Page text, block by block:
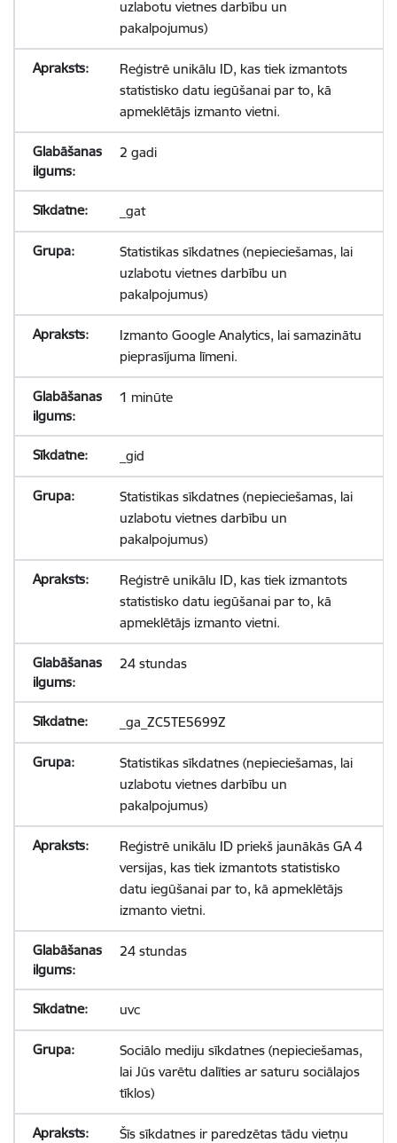
uzlabotu vietnes darbību un
pakalpojumus)
Reģistrē unikālu ID, kas tiek izmantots
statistisko datu iegūšanai par to, kā
apmeklētājs izmanto vietni.
2 gadi
_gat
Statistikas sīkdatnes (nepieciešamas, lai
uzlabotu vietnes darbību un
pakalpojumus)
Izmanto Google Analytics, lai samazinātu
pieprasījuma līmeni.
1 minūte
_gid
Statistikas sīkdatnes (nepieciešamas, lai
uzlabotu vietnes darbību un
pakalpojumus)
Reģistrē unikālu ID, kas tiek izmantots
statistisko datu iegūšanai par to, kā
apmeklētājs izmanto vietni.
24 stundas
_ga_ZC5TE5699Z
Statistikas sīkdatnes (nepieciešamas, lai
uzlabotu vietnes darbību un
pakalpojumus)
Reģistrē unikālu ID priekš jaunākās GA 4
versijas, kas tiek izmantots statistisko
datu iegūšanai par to, kā apmeklētājs
izmanto vietni.
24 stundas
uvc
Sociālo mediju sīkdatnes (nepieciešamas,
lai Jūs varētu dalīties ar saturu sociālajos
tīklos)
Šīs sīkdatnes ir paredzētas tādu vietņu